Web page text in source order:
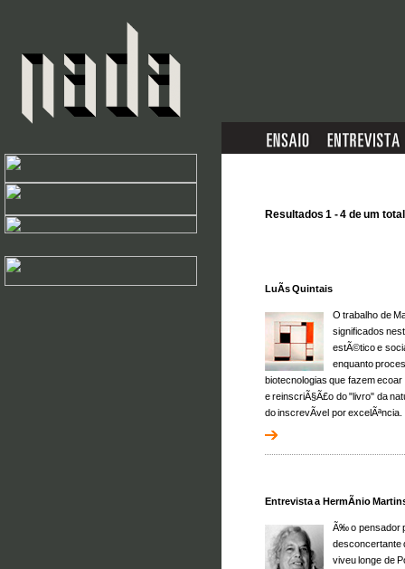
Resultados 1 - 4 de um
LuÃ­s Quintais
O trabalho de
significados
estÃ©tico e
enquanto
biotecnologias que fazem
e reinscriÃ§Ã£o do "livro" da
do inscrevÃ­vel por excelÃªncia.
Entrevista a HermÃ­nio
Ã‰ o pensador
desconcertante
viveu longe de